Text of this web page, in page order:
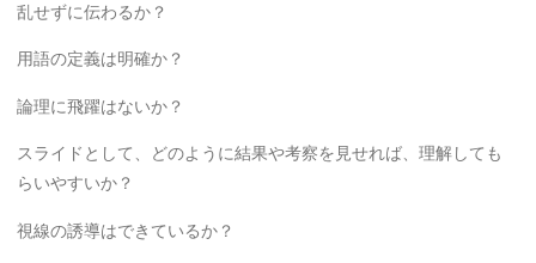
乱せずに伝わるか？
用語の定義は明確か？
論理に飛躍はないか？
スライドとして、どのように結果や考察を見せれば、理解しても
らいやすいか？
視線の誘導はできているか？